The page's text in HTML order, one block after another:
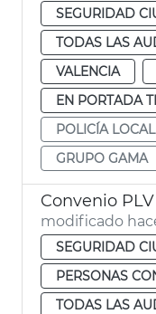
SEGURIDAD
TODAS LAS
VALENCIA
EN PORTADA
POLICÍA LOCAL
GRUPO GAMA
Convenio
modificado
SEGURIDAD
PERSONAS
TODAS LAS